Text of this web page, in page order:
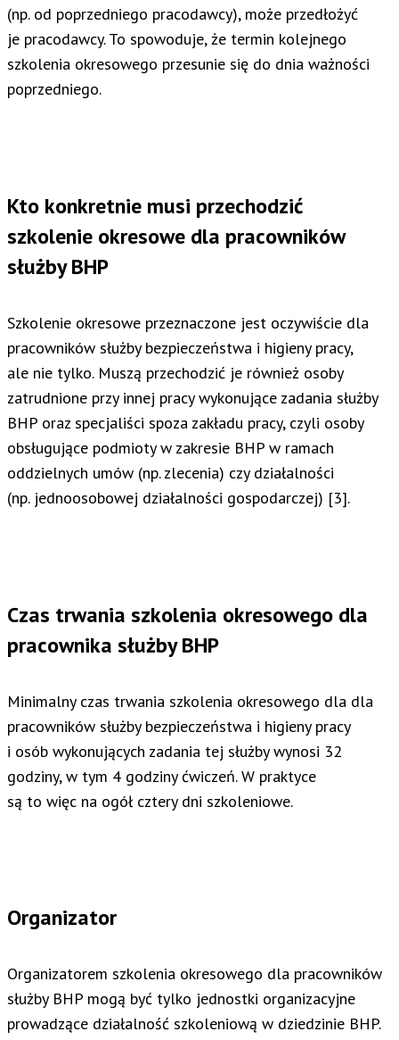
(np. od poprzedniego pracodawcy), może przedłożyć
je pracodawcy. To spowoduje, że termin kolejnego
szkolenia okresowego przesunie się do dnia ważności
poprzedniego.
Kto konkretnie musi przechodzić
szkolenie okresowe dla pracowników
służby BHP
Szkolenie okresowe przeznaczone jest oczywiście dla
pracowników służby bezpieczeństwa i higieny pracy,
ale nie tylko. Muszą przechodzić je również osoby
zatrudnione przy innej pracy wykonujące zadania służby
BHP oraz specjaliści spoza zakładu pracy, czyli osoby
obsługujące podmioty w zakresie BHP w ramach
oddzielnych umów (np. zlecenia) czy działalności
(np. jednoosobowej działalności gospodarczej) [3].
Czas trwania szkolenia okresowego dla
pracownika służby BHP
Minimalny czas trwania szkolenia okresowego dla dla
pracowników służby bezpieczeństwa i higieny pracy
i osób wykonujących zadania tej służby wynosi 32
godziny, w tym 4 godziny ćwiczeń. W praktyce
są to więc na ogół cztery dni szkoleniowe.
Organizator
Organizatorem szkolenia okresowego dla pracowników
służby BHP mogą być tylko jednostki organizacyjne
prowadzące działalność szkoleniową w dziedzinie BHP.